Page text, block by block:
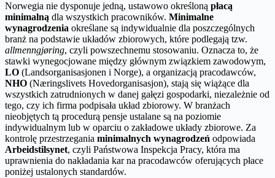
Norwegia nie dysponuje jedną, ustawowo określoną płacą
minimalną dla wszystkich pracowników. Minimalne
wynagrodzenia określane są indywidualnie dla poszczególnych
branż na podstawie układów zbiorowych, które podlegają tzw.
allmenngjøring, czyli powszechnemu stosowaniu. Oznacza to, że
stawki wynegocjowane między głównym związkiem zawodowym,
LO (Landsorganisasjonen i Norge), a organizacją pracodawców,
NHO (Næringslivets Hovedorganisasjon), stają się wiążące dla
wszystkich zatrudnionych w danej gałęzi gospodarki, niezależnie od
tego, czy ich firma podpisała układ zbiorowy. W branżach
nieobjętych tą procedurą pensje ustalane są na poziomie
indywidualnym lub w oparciu o zakładowe układy zbiorowe. Za
kontrolę przestrzegania minimalnych wynagrodzeń odpowiada
Arbeidstilsynet, czyli Państwowa Inspekcja Pracy, która ma
uprawnienia do nakładania kar na pracodawców oferujących płace
poniżej ustalonych standardów.